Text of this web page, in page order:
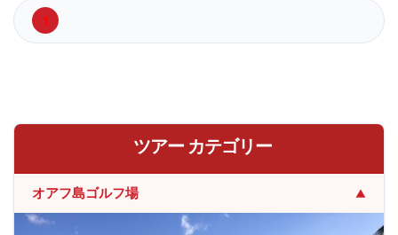
ツアー カテゴリー
オアフ島ゴルフ場 ▼
1